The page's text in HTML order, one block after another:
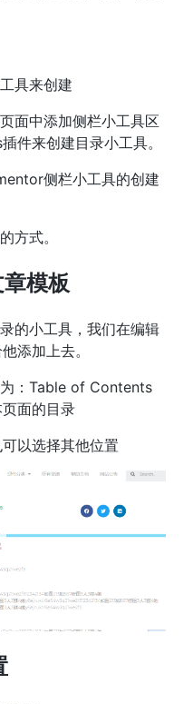
具来创建
面中添加侧栏小工具区
件来创建目录小工具。
侧栏小工具的创建
方式。
模板
的小工具，我们在编辑
添加上去。
：Table of Contents
面的目录
以选择其他位置